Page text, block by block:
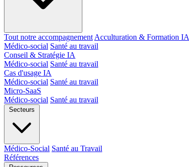
Tout notre accompagnement Acculturation & Formation IA
Médico-social Santé au travail
Conseil & Stratégie IA
Médico-social Santé au travail
Cas d'usage IA
Médico-social Santé au travail
Micro-SaaS
Médico-social Santé au travail
Secteurs
Médico-Social Santé au Travail
Références